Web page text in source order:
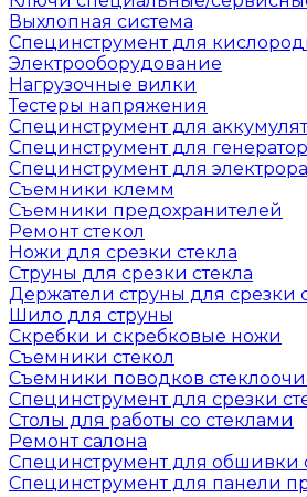
Выхлопная система
Специнструмент для
Электрооборудование
Нагрузочные вилки
Тестеры напряжения
Специнструмент для
Специнструмент для
Специнструмент для
Съемники клемм
Съемники предохранителей
Ремонт стекол
Ножи для срезки стекла
Струны для срезки стекла
Держатели струны для срезки
Шило для струны
Скребки и скребковые ножи
Съемники стекол
Съемники поводков
Специнструмент для срезки
Столы для работы со стеклами
Ремонт салона
Специнструмент для обшивки
Специнструмент для панели